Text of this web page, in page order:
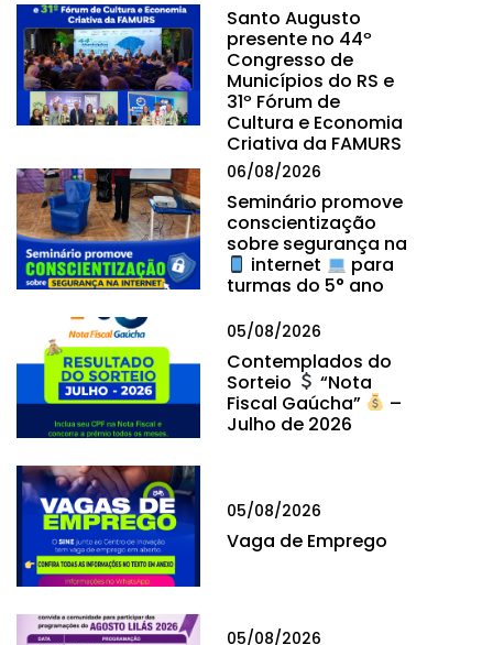
Santo Augusto
presente no 44º
Congresso de
Municípios do RS e
31º Fórum de
Cultura e Economia
Criativa da FAMURS
06/08/2026
Seminário promove
conscientização
sobre segurança na
internet
para
turmas do 5° ano
05/08/2026
Contemplados do
Sorteio
“Nota
Fiscal Gaúcha”
–
Julho de 2026
05/08/2026
Vaga de Emprego
05/08/2026